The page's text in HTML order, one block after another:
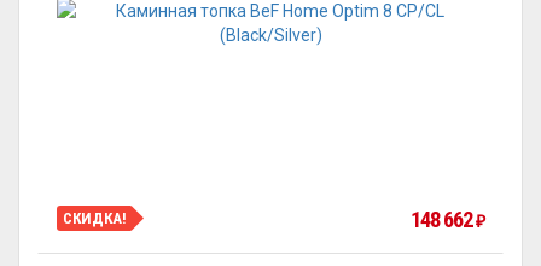
СКИДКА! 148 662₽